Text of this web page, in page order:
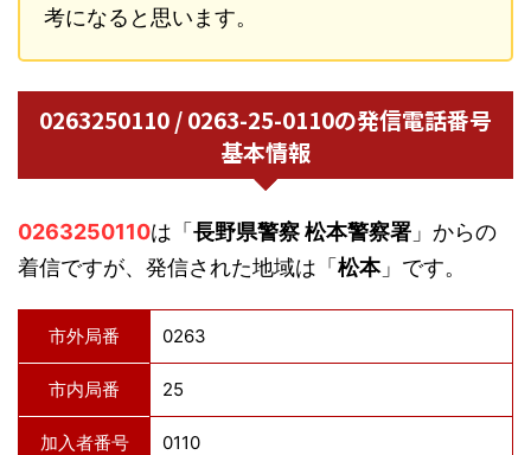
考になると思います。
0263250110 / 0263-25-0110の発信電話番号
基本情報
0263250110は「長野県警察 松本警察署 」からの
着信ですが、発信された地域は「松本」です。
市外局番 0263
市内局番 25
加入者番号 0110